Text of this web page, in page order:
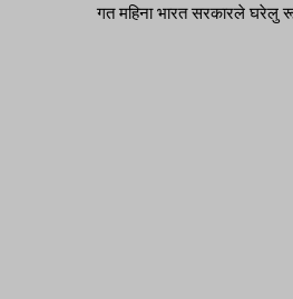
गत महिना भारत सरकारले घरेलु